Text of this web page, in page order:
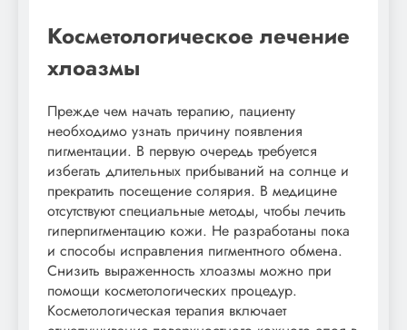
Косметологическое лечение
хлоазмы
Прежде чем начать терапию, пациенту
необходимо узнать причину появления
пигментации. В первую очередь требуется
избегать длительных прибываний на солнце и
прекратить посещение солярия. В медицине
отсутствуют специальные методы, чтобы лечить
гиперпигментацию кожи. Не разработаны пока
и способы исправления пигментного обмена.
Снизить выраженность хлоазмы можно при
помощи косметологических процедур.
Косметологическая терапия включает